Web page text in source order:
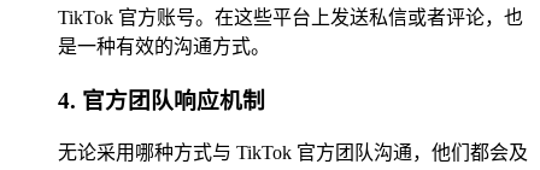
TikTok 官方账号。在这些平台上发送私信或者评论，也
是一种有效的沟通方式。
4. 官方团队响应机制
无论采用哪种方式与 TikTok 官方团队沟通，他们都会及